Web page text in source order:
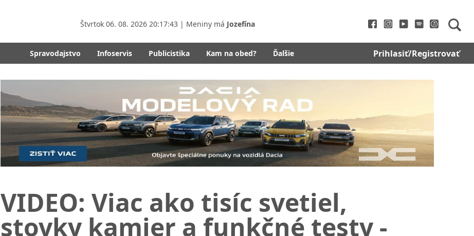
Štvrtok 06. 08. 2026 20:17:45 | Meniny má Jozefína
Spravodajstvo Infoservis Publicistika Kam na obed? Ďalšie Prihlasiť/Registrovať
VIDEO: Viac ako tisíc svetiel,
stovky kamier a funkčné testy -